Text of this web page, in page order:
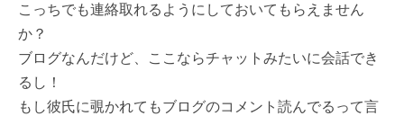
こっちでも連絡取れるようにしておいてもらえません
か？
ブログなんだけど、ここならチャットみたいに会話でき
るし！
もし彼氏に覗かれてもブログのコメント読んでるって言